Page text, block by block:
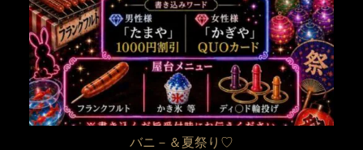
バニ－＆夏祭り♡